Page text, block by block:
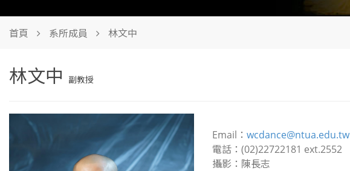
首頁 系所成員 林文中
林文中 副教授
Email： wcdance@ntua.edu.tw
電話：(02)22722181 ext.2552
攝影：陳長志